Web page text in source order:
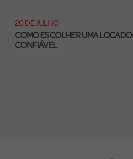
20 DE JULHO
COMO ESCOLHER UMA
CONFIÁVEL